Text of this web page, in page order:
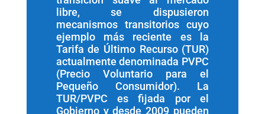
libre, se dispusieron
mecanismos transitorios cuyo
ejemplo más reciente es la
Tarifa de Último Recurso (TUR)
actualmente denominada PVPC
(Precio Voluntario para el
Pequeño Consumidor). La
TUR/PVPC es fijada por el
Gobierno y desde 2009 pueden